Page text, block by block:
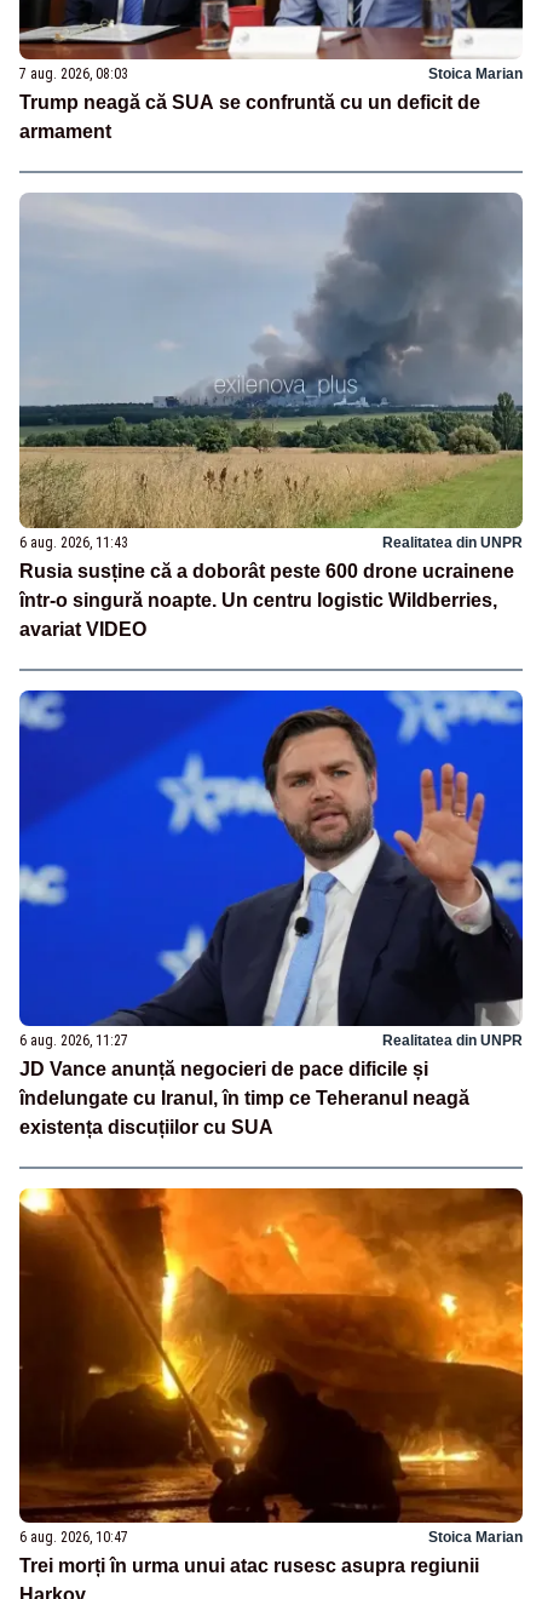
7 aug. 2026, 08:03 Stoica Marian
Trump neagă că SUA se confruntă cu un deficit de
armament
6 aug. 2026, 11:43 Realitatea din UNPR
Rusia susține că a doborât peste 600 drone ucrainene
într-o singură noapte. Un centru logistic Wildberries,
avariat VIDEO
6 aug. 2026, 11:27 Realitatea din UNPR
JD Vance anunță negocieri de pace dificile și
îndelungate cu Iranul, în timp ce Teheranul neagă
existența discuțiilor cu SUA
6 aug. 2026, 10:47 Stoica Marian
Trei morți în urma unui atac rusesc asupra regiunii